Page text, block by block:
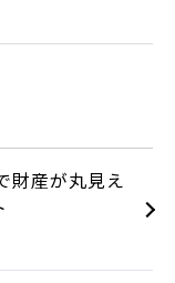
財産が丸見え